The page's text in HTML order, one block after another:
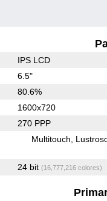
IPS LCD
6.5"
80.6%
1600x720
270 PPP
Multitouch
24 bit (16,777,216 colores)